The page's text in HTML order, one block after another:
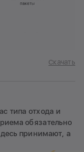
Скачать
типа отхода и
обязательно
принимают, а